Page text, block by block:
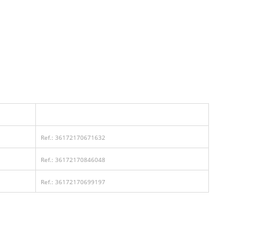
Ref.: 36172170671632
Ref.: 36172170846048
Ref.: 36172170699197